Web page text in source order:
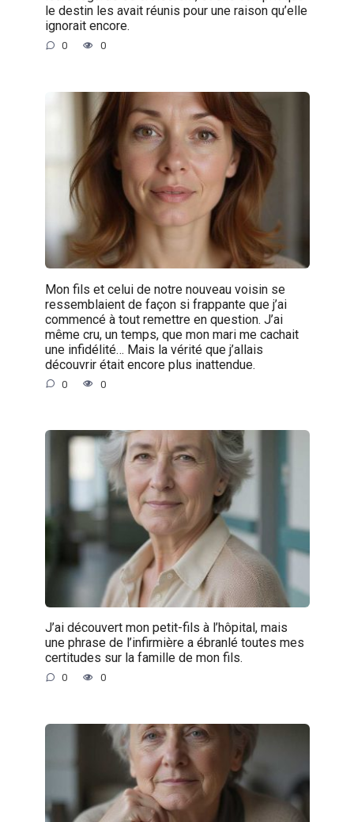
le destin les avait réunis pour une raison qu’elle
ignorait encore.
0 0
Mon fils et celui de notre nouveau voisin se
ressemblaient de façon si frappante que j’ai
commencé à tout remettre en question. J’ai
même cru, un temps, que mon mari me cachait
une infidélité… Mais la vérité que j’allais
découvrir était encore plus inattendue.
0 0
J’ai découvert mon petit-fils à l’hôpital, mais
une phrase de l’infirmière a ébranlé toutes mes
certitudes sur la famille de mon fils.
0 0